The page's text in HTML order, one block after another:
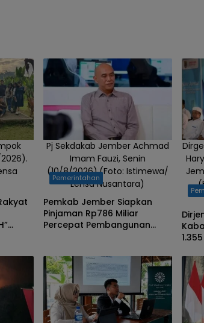
Pj Sekdakab Jember Achmad
Imam Fauzi, Senin
(10/8/2026).(Foto: Istimewa/
Lensa Nusantara)
Pemerintahan
Pemkab Jember Siapkan
Pinjaman Rp786 Miliar
Percepat Pembangunan